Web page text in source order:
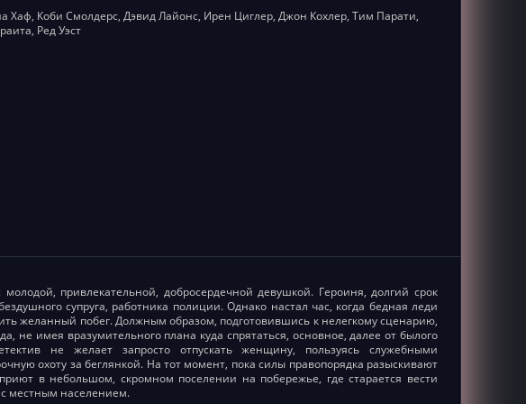
Коби Смолдерс, Дэвид Лайонс, Ирен Циглер, Джон Кохлер, Тим Парати,
Ред Уэст
привлекательной, добросердечной девушкой. Героиня, долгий срок
супруга, работника полиции. Однако настал час, когда бедная леди
желанный побег. Должным образом, подготовившись к нелегкому сценарию,
не имея вразумительного плана куда спрятаться, основное, далее от былого
не желает запросто отпускать женщину, пользуясь служебными
охоту за беглянкой. На тот момент, пока силы правопорядка разыскивают
в небольшом, скромном поселении на побережье, где старается вести
с местным населением.